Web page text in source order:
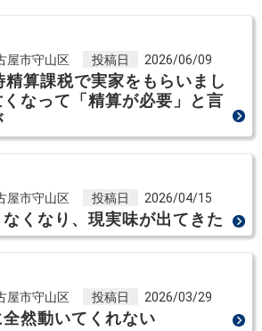
屋市守山区 投稿日 2026/06/09
算課税で実家をもらいまし
なって「精算が必要」と言
屋市守山区 投稿日 2026/04/15
くなり、現実味が出てきた
屋市守山区 投稿日 2026/03/29
然動いてくれない